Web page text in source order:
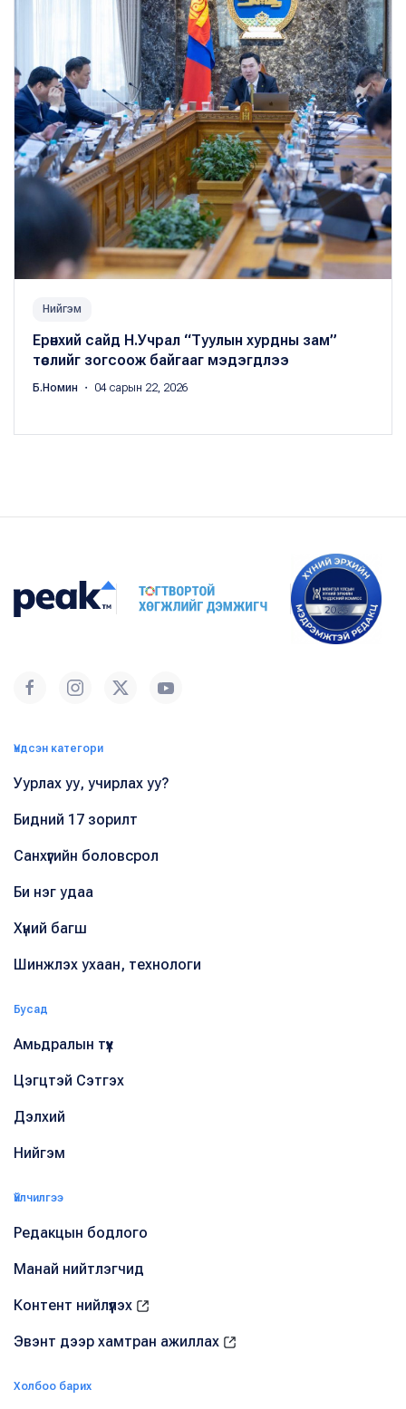
Нийгэм
Ерөнхий сайд Н.Учрал “Туулын хурдны зам”
төслийг зогсоож байгааг мэдэгдлээ
Б.Номин ・ 04 сарын 22, 2026
Үндсэн категори
Уурлах уу, учирлах уу?
Бидний 17 зорилт
Санхүүгийн боловсрол
Би нэг удаа
Хүний багш
Шинжлэх ухаан, технологи
Бусад
Амьдралын түүх
Цэгцтэй Сэтгэх
Дэлхий
Нийгэм
Үйлчилгээ
Редакцын бодлого
Манай нийтлэгчид
Контент нийлүүлэх
Эвэнт дээр хамтран ажиллах
Холбоо барих